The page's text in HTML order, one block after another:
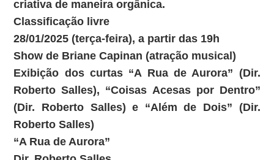
criativa de maneira orgânica.
Classificação livre
28/01/2025 (terça-feira), a partir das 19h
Show de Briane Capinan (atração musical)
Exibição dos curtas “A Rua de Aurora” (Dir.
Roberto Salles), “Coisas Acesas por Dentro”
(Dir. Roberto Salles) e “Além de Dois” (Dir.
Roberto Salles)
“A Rua de Aurora”